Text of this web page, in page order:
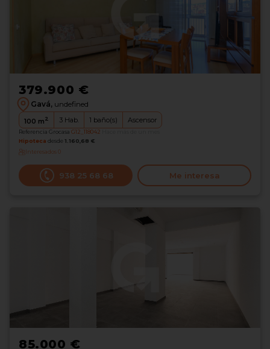
379.900 €
Gavá, undefined
100 m2 3 Hab. 1 baño(s) Ascensor
Referencia Grocasa G12_118042
Hipoteca desde 1.160,68 €
Interesados0
938 25 68 68 Me interesa
85.000 €